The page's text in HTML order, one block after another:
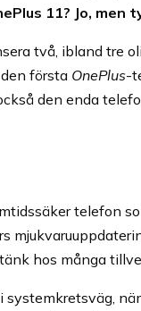
11? Jo, men
två, ibland tre
första OnePlus-
den enda
telefon
hos många